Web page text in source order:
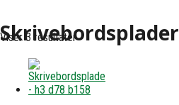
Skrivebordsplader
Viser 3 resultater